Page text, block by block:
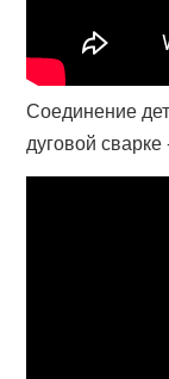
Соединение
дуговой